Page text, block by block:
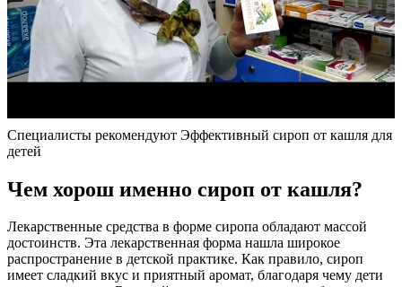
Специалисты рекомендуют Эффективный сироп от кашля для
детей
Чем хорош именно сироп от кашля?
Лекарственные средства в форме сиропа обладают массой
достоинств. Эта лекарственная форма нашла широкое
распространение в детской практике. Как правило, сироп
имеет сладкий вкус и приятный аромат, благодаря чему дети